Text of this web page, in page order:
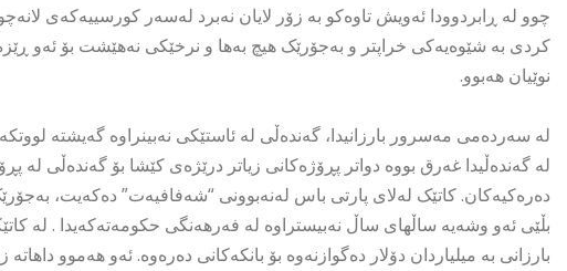
چوو لە ڕابردوودا ئەویش تاوەکو بە زۆر لایان نەبرد لەسەر کورسییەکەی
کردی بە شێوەیەکی خراپتر و بەجۆرێک هیچ بەها و نرخێکی نەهێشت بۆ ئەو
نوێیان هەبوو.
لە سەردەمی مەسرور بارزانیدا، گەندەڵی لە ئاستێکی نەبینراوە گەیشتە
لە گەندەڵیدا غەرق بووە دواتر پڕۆژەکانی زیاتر درێژەی کێشا بۆ گەندەڵی لە
دەرەکیەکان. کاتێک لەلای پارتی باس لەنەبوونی “شەفافیەت” دەکەیت،
بڵێی ئەو وشەیە ساڵهای ساڵ نەبیستراوە لە فەرهەنگی حکومەتەکەیدا . لە
بارزانی بە میلیاردان دۆلار دەگوازنەوە بۆ بانکەکانی دەرەوە. ئەو هەموو